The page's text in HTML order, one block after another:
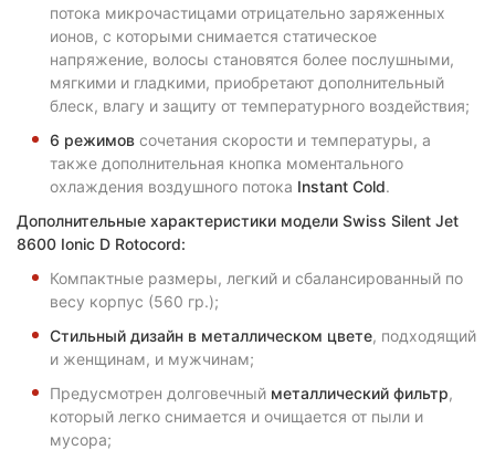
потока микрочастицами отрицательно заряженных
ионов, с которыми снимается статическое
напряжение, волосы становятся более послушными,
мягкими и гладкими, приобретают дополнительный
блеск, влагу и защиту от температурного воздействия;
6 режимов сочетания скорости и температуры, а
также дополнительная кнопка моментального
охлаждения воздушного потока Instant Cold.
Дополнительные характеристики модели Swiss Silent Jet
8600 Ionic D Rotocord:
Компактные размеры, легкий и сбалансированный по
весу корпус (560 гр.);
Стильный дизайн в металлическом цвете, подходящий
и женщинам, и мужчинам;
Предусмотрен долговечный металлический фильтр,
который легко снимается и очищается от пыли и
мусора;